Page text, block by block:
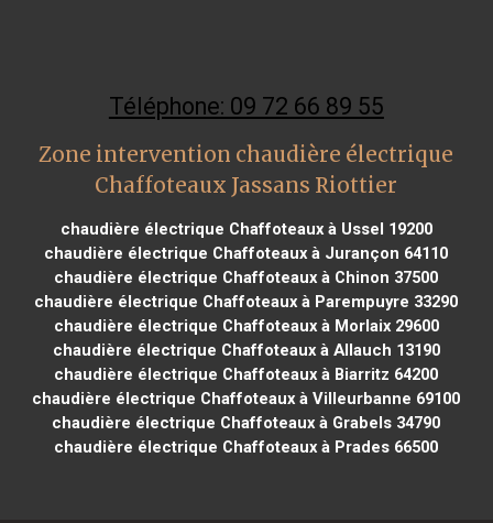
Téléphone: 09 72 66 89 55
Zone intervention chaudière électrique
Chaffoteaux Jassans Riottier
chaudière électrique Chaffoteaux à Ussel 19200
chaudière électrique Chaffoteaux à Jurançon 64110
chaudière électrique Chaffoteaux à Chinon 37500
chaudière électrique Chaffoteaux à Parempuyre 33290
chaudière électrique Chaffoteaux à Morlaix 29600
chaudière électrique Chaffoteaux à Allauch 13190
chaudière électrique Chaffoteaux à Biarritz 64200
chaudière électrique Chaffoteaux à Villeurbanne 69100
chaudière électrique Chaffoteaux à Grabels 34790
chaudière électrique Chaffoteaux à Prades 66500